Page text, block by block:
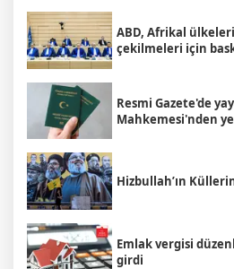
ABD, Afrikal
çekilmeleri için
Resmi Gazete'de
Mahkemesi'nden
Hizbullah’ın
Emlak vergisi
girdi